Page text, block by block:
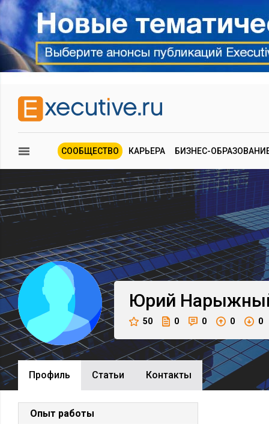
СООБЩЕСТВО КАРЬЕРА БИЗНЕС-
Юрий
50 0 0 0 0
Профиль Cтатьи Контакты
Опыт работы